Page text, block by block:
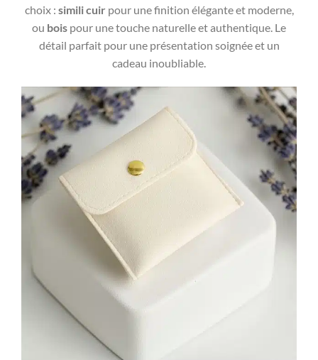
choix : simili cuir pour une finition élégante et moderne,
ou bois pour une touche naturelle et authentique. Le
détail parfait pour une présentation soignée et un
cadeau inoubliable.